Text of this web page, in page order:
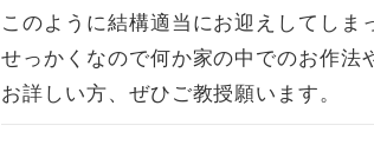
このように結構適当にお迎えしてしま
せっかくなので何か家の中でのお作法
お詳しい方、ぜひご教授願います。